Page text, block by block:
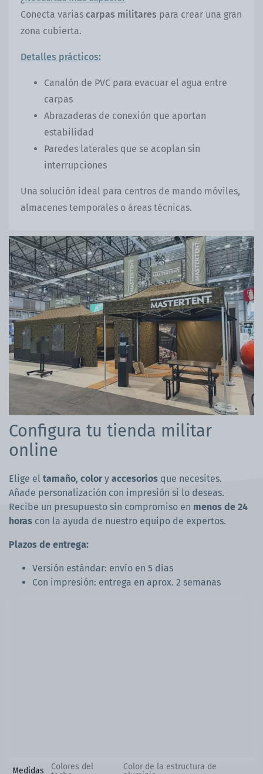
Conecta varias carpas militares para crear una gran
zona cubierta.
Detalles prácticos:
Canalón de PVC para evacuar el agua entre
carpas
Abrazaderas de conexión que aportan
estabilidad
Paredes laterales que se acoplan sin
interrupciones
Una solución ideal para centros de mando móviles,
almacenes temporales o áreas técnicas.
Configura tu tienda militar
online
Elige el tamaño, colory accesorios que necesites.
Añade personalización con impresión si lo deseas.
Recibe un presupuesto sin compromiso en menos de 24
horas con la ayuda de nuestro equipo de expertos.
Plazos de entrega:
Versión estándar: envío en 5 días
Con impresión: entrega en aprox. 2 semanas
Medidas
Colores del
Color de la estructura de